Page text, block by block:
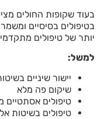
בעוד שקופות החולים
בטיפולים בסיסיים
יותר של טיפולים
למשל:
יישור שיניים
שיקום פה מלא
טיפולים אסתטיים
טיפולים בשיטות